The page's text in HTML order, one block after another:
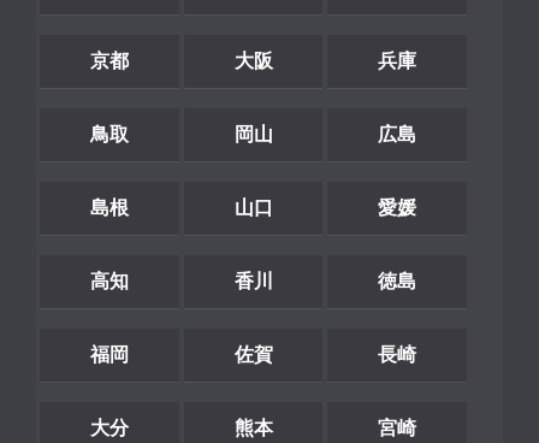
京都 大阪 兵庫
鳥取 岡山 広島
島根 山口 愛媛
高知 香川 徳島
福岡 佐賀 長崎
大分 熊本 宮崎